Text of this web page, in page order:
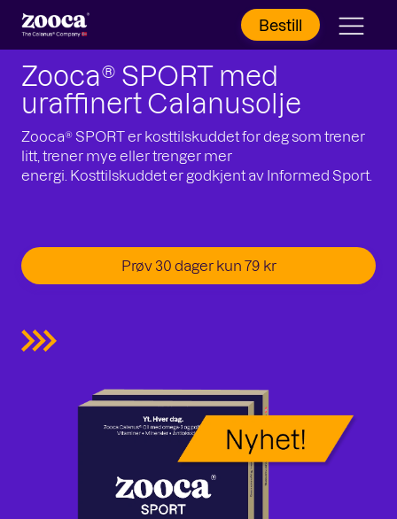
Bestill
Zooca® SPORT med
uraffinert Calanusolje
Zooca® SPORT er kosttilskuddet for deg som trener
litt, trener mye eller trenger mer
energi. Kosttilskuddet er godkjent av Informed Sport.
Prøv 30 dager kun 79 kr